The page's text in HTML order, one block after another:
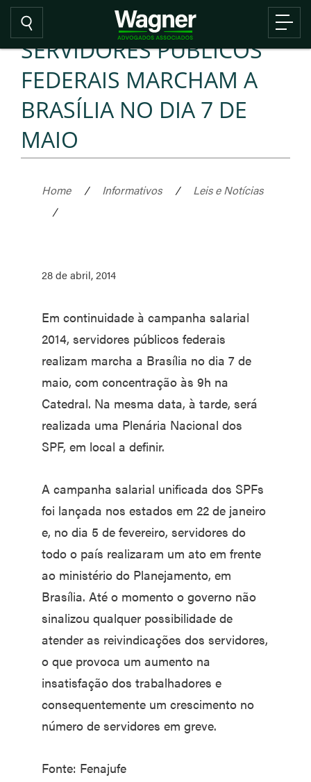
SERVIDORES PÚBLICOS
FEDERAIS MARCHAM A
BRASÍLIA NO DIA 7 DE
MAIO
Home / Informativos /
Leis e Notícias
/
28 de abril, 2014
Em continuidade à campanha salarial
2014, servidores públicos federais
realizam marcha a Brasília no dia 7 de
maio, com concentração às 9h na
Catedral. Na mesma data, à tarde, será
realizada uma Plenária Nacional dos
SPF, em local a definir.
A campanha salarial unificada dos SPFs
foi lançada nos estados em 22 de janeiro
e, no dia 5 de fevereiro, servidores do
todo o país realizaram um ato em frente
ao ministério do Planejamento, em
Brasília. Até o momento o governo não
sinalizou qualquer possibilidade de
atender as reivindicações dos servidores,
o que provoca um aumento na
insatisfação dos trabalhadores e
consequentemente um crescimento no
número de servidores em greve.
Fonte: Fenajufe